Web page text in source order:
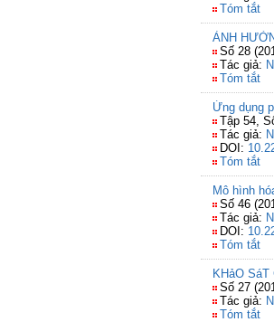
Tóm tắt
ẢNH
Số 28
Tác giả:
Tóm tắt
Ứng dụng
Tập 54,
Tác giả:
DOI:
Tóm tắt
Mô hình
Số 46
Tác giả:
DOI:
Tóm tắt
KHảO
Số 27
Tác giả:
Tóm tắt